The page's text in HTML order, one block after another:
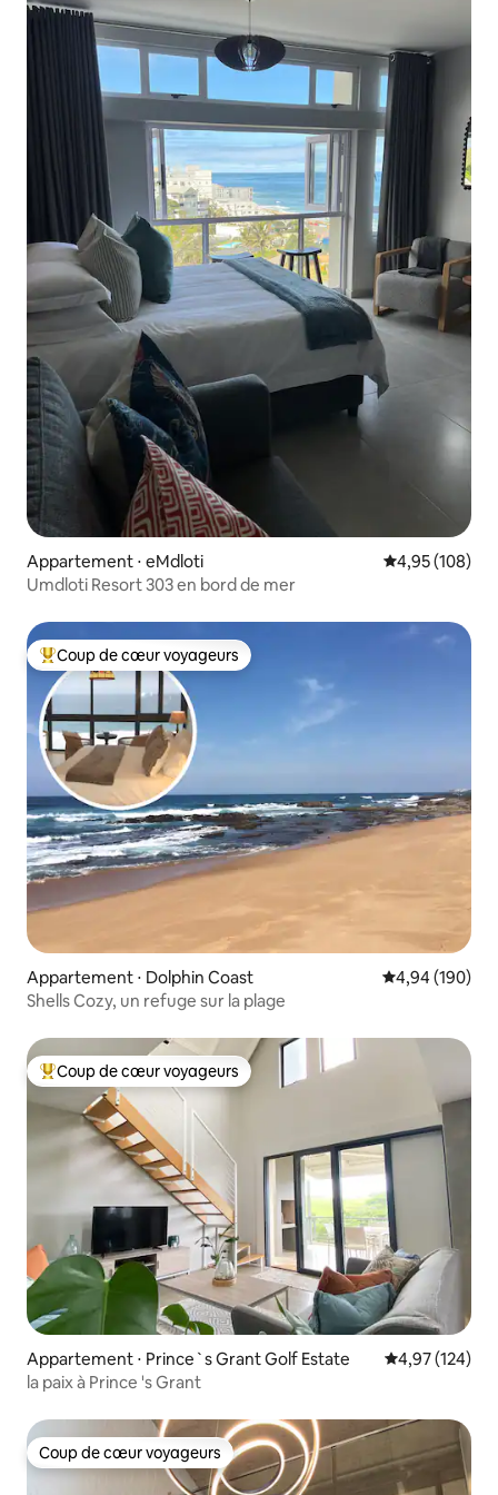
Appartement ⋅ eMdloti Évaluation
4,95 (108)
Umdloti Resort 303 en bord de mer
Coups de cœur voyageurs les plus appréciés
Coup de cœur voyageurs
Appartement ⋅ Dolphin Coast Évaluation
4,94 (190)
Shells Cozy, un refuge sur la plage
Coups de cœur voyageurs les plus appréciés
Coup de cœur voyageurs
Appartement ⋅ Prince`s Grant Golf Estate Évaluation
4,97 (124)
la paix à Prince 's Grant
Coup de cœur voyageurs
Coup de cœur voyageurs